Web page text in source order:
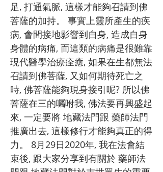
足, 打通氣脈, 這樣才能夠召請到佛
菩薩的加持。 事實上靈所產生的疾
病, 會間接地影響到自身, 造成自身
身體的病痛, 而這類的病痛是很難靠
現代醫學治療痊癒, 如果在生都無法
召請到佛菩薩, 又如何期待死亡之
時, 佛菩薩能夠現身接引呢? 所以佛
菩薩在三的囑咐我, 佛法要再興盛起
來, 一定要將 地藏法門跟 藥師法門
推廣出去, 這樣修行才能夠真正的得
力。 8月29日2020年, 我在法會結
束後, 跟大家分享到有關於 藥師法